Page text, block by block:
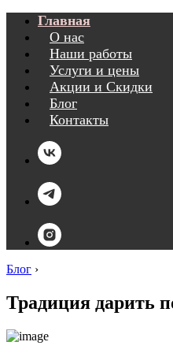
Главная
О нас
Наши работы
Услуги и цены
Акции и Скидки
Блог
Контакты
Блог ›
Традиция дарить